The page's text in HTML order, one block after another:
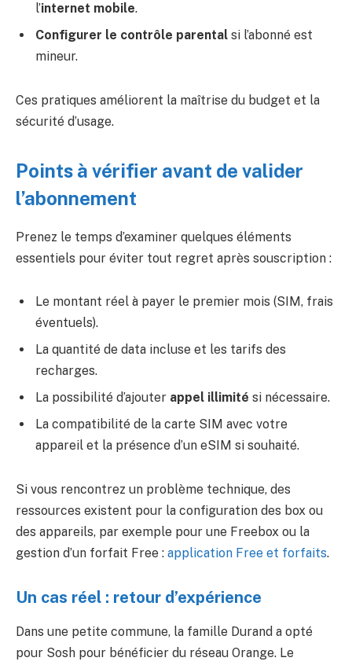
l’internet mobile.
Configurer le contrôle parental si l’abonné est
mineur.
Ces pratiques améliorent la maîtrise du budget et la
sécurité d’usage.
Points à vérifier avant de valider
l’abonnement
Prenez le temps d’examiner quelques éléments
essentiels pour éviter tout regret après souscription :
Le montant réel à payer le premier mois (SIM, frais
éventuels).
La quantité de data incluse et les tarifs des
recharges.
La possibilité d’ajouter appel illimité si nécessaire.
La compatibilité de la carte SIM avec votre
appareil et la présence d’un eSIM si souhaité.
Si vous rencontrez un problème technique, des
ressources existent pour la configuration des box ou
des appareils, par exemple pour une Freebox ou la
gestion d’un forfait Free : application Free et forfaits.
Un cas réel : retour d’expérience
Dans une petite commune, la famille Durand a opté
pour Sosh pour bénéficier du réseau Orange. Le